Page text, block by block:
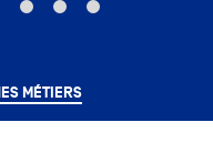
MÉTIERS